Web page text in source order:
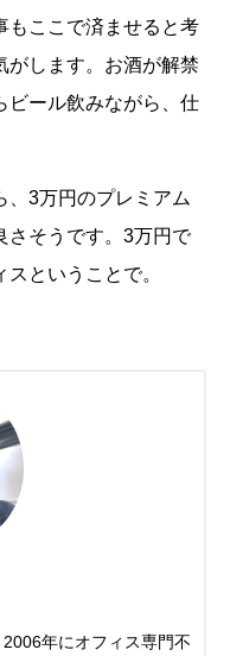
もここで済ませると考
がします。お酒が解禁
ビール飲みながら、仕
、3万円のプレミアム
さそうです。3万円で
ということで。
年にオフィス専門不